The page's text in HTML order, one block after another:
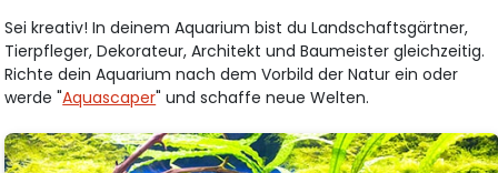
Sei kreativ! In deinem Aquarium bist du Landschaftsgärtner,
Tierpfleger, Dekorateur, Architekt und Baumeister gleichzeitig.
Richte dein Aquarium nach dem Vorbild der Natur ein oder
werde "Aquascaper" und schaffe neue Welten.